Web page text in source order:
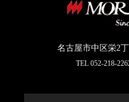
名古屋市中区栄2
TEL 052-218-